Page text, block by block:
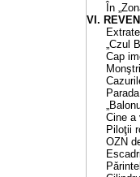
În
VI.
„Czul
Cap
Cine
Piloţii
OZN